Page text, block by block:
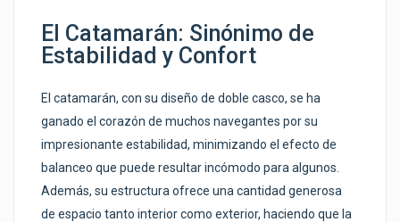
El Catamarán: Sinónimo de
Estabilidad y Confort
El catamarán, con su diseño de doble casco, se ha
ganado el corazón de muchos navegantes por su
impresionante estabilidad, minimizando el efecto de
balanceo que puede resultar incómodo para algunos.
Además, su estructura ofrece una cantidad generosa
de espacio tanto interior como exterior, haciendo que la